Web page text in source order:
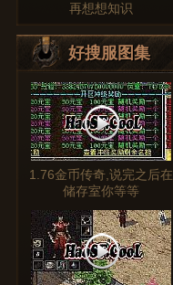
再想想知识
好搜服图集
1.76金币传奇,说完之后在
储存室你等等